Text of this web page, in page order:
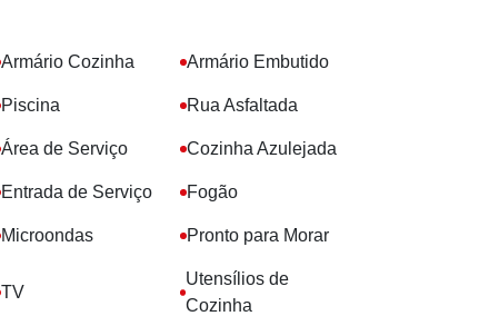
Armário Cozinha Armário Embutido
Piscina Rua Asfaltada
Área de Serviço Cozinha Azulejada
Entrada de Serviço Fogão
Microondas Pronto para Morar
TV
Utensílios de
Cozinha